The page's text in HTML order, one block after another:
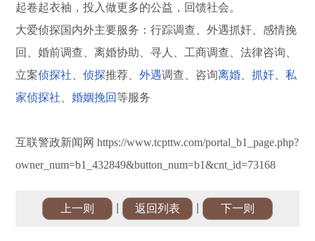
起卷起衣袖，投入做更多的公益，回馈社会。
大爱侦探国内外主要服务：行踪调查、外遇抓奸、感情挽
回、婚前调查、离婚协助、寻人、工商调查、法律咨询、
立案侦探社 、侦探推荐、外遇调查、咨询离婚 、抓奸 、私
家侦探社 、婚姻挽回 等服务
互联警政新闻网 https://www.tcpttw.com/portal_b1_page.php?
owner_num=b1_432849&button_num=b1&cnt_id=73168
上一则 返回列表 下一则